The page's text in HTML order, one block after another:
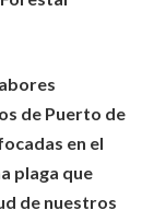
de Puerto de
en el
plaga que
de nuestros